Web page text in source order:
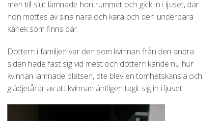
men till slut lämnade hon rummet och gick in i ljuset, där
hon möttes av sina nära och kära och den underbara
kärlek som finns där.
Dottern i familjen var den som kvinnan från den andra
sidan hade fäst sig vid mest och dottern kände nu hur
kvinnan lämnade platsen, dte blev en tomhetskänsla och
glädjetårar av att kvinnan äntligen tagit sig in i ljuset.